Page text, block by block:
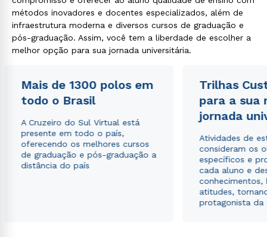
métodos inovadores e docentes especializados, além de
infraestrutura moderna e diversos cursos de graduação e
pós-graduação. Assim, você tem a liberdade de escolher a
melhor opção para sua jornada universitária.
Mais de 1300 polos em
todo o Brasil
A Cruzeiro do Sul Virtual está
presente em todo o país,
oferecendo os melhores cursos
de graduação e pós-graduação a
distância do país
Trilhas
para a sua
jornada
Atividades de
consideram os
específicos e
cada aluno e
conhecimentos,
atitudes,
protagonista da